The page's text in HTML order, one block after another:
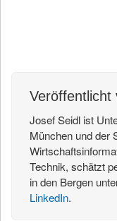
Veröffentlicht
Josef Seidl ist
München und der
Technik, schätzt
in den Bergen
LinkedIn.